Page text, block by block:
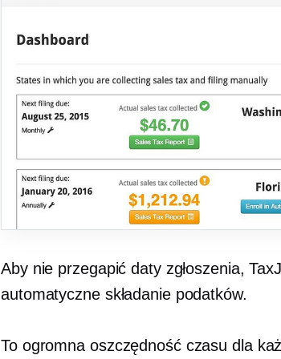
Aby nie przegapić daty zgłoszenia,
automatyczne składanie podatków.
To ogromna oszczędność czasu dla